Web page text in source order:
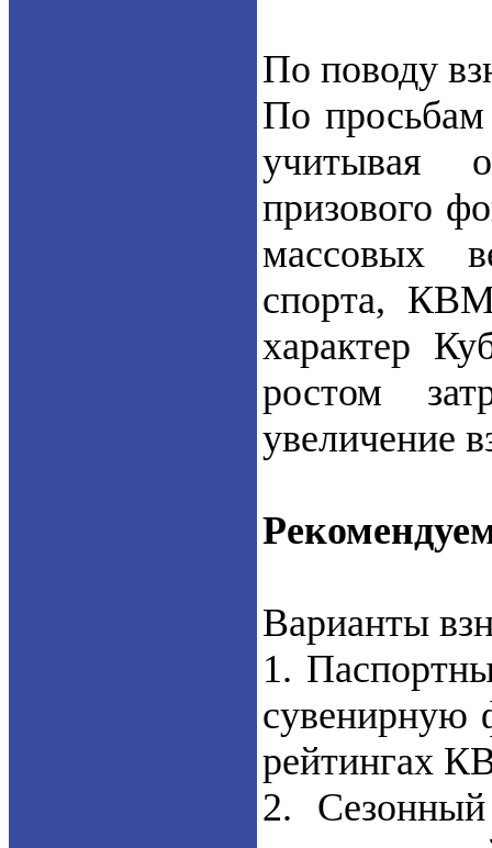
По поводу
По
учитывая
призового
массовых
спорта,
характер
ростом
увеличение
Варианты
1.
сувенирную
рейтингах
2.